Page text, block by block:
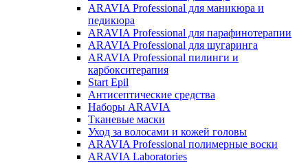
ARAVIA Professional для маникюра и
педикюра
ARAVIA Professional для парафинотерапии
ARAVIA Professional для шугаринга
ARAVIA Professional пилинги и
карбокситерапия
Start Epil
Антисептические средства
Наборы ARAVIA
Тканевые маски
Уход за волосами и кожей головы
ARAVIA Professional полимерные воски
ARAVIA Laboratories